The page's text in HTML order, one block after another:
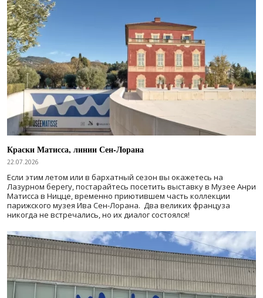
Краски Матисса, линии Сен-Лорана
22.07.2026
Если этим летом или в бархатный сезон вы окажетесь на
Лазурном берегу, постарайтесь посетить выставку в Музее Анри
Матисса в Ницце, временно приютившем часть коллекции
парижского музея Ива Сен-Лорана. Два великих француза
никогда не встречались, но их диалог состоялся!